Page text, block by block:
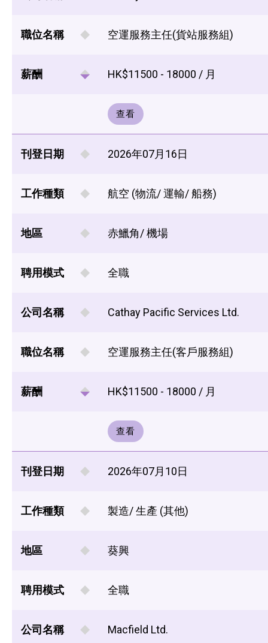
職位名稱 空運服務主任(貨站服務組)
薪酬 HK$11500 - 18000 / 月
查看
刊登日期 2026年07月16日
工作種類 航空 (物流/ 運輸/ 船務)
地區 赤鱲角/ 機場
聘用模式 全職
公司名稱 Cathay Pacific Services Ltd.
職位名稱 空運服務主任(客戶服務組)
薪酬 HK$11500 - 18000 / 月
查看
刊登日期 2026年07月10日
工作種類 製造/ 生產 (其他)
地區 葵興
聘用模式 全職
公司名稱 Macfield Ltd.